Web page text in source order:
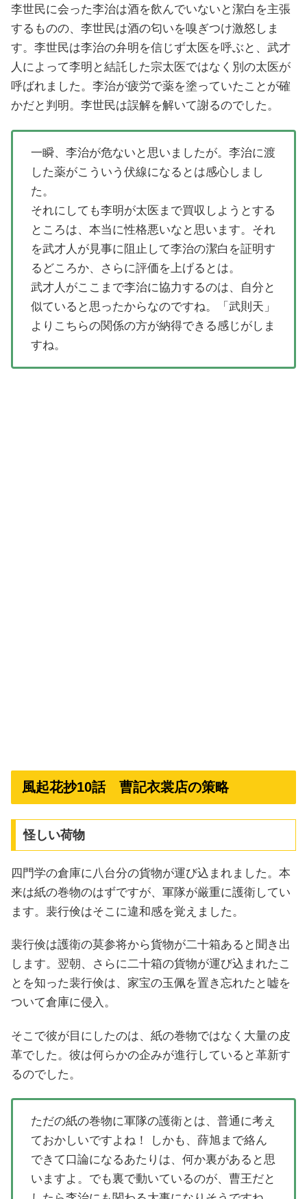
李世民に会った李治は酒を飲んでいないと潔白を主張
するものの、李世民は酒の匂いを嗅ぎつけ激怒しま
す。李世民は李治の弁明を信じず太医を呼ぶと、武才
人によって李明と結託した宗太医ではなく別の太医が
呼ばれました。李治が疲労で薬を塗っていたことが確
かだと判明。李世民は誤解を解いて謝るのでした。
一瞬、李治が危ないと思いましたが。李治に渡
した薬がこういう伏線になるとは感心しまし
た。
それにしても李明が太医まで買収しようとする
ところは、本当に性格悪いなと思います。それ
を武才人が見事に阻止して李治の潔白を証明す
るどころか、さらに評価を上げるとは。
武才人がここまで李治に協力するのは、自分と
似ていると思ったからなのですね。「武則天」
よりこちらの関係の方が納得できる感じがしま
すね。
風起花抄10話 曹記衣裳店の策略
怪しい荷物
四門学の倉庫に八台分の貨物が運び込まれました。本
来は紙の巻物のはずですが、軍隊が厳重に護衛してい
ます。裴行倹はそこに違和感を覚えました。
裴行倹は護衛の莫参将から貨物が二十箱あると聞き出
します。翌朝、さらに二十箱の貨物が運び込まれたこ
とを知った裴行倹は、家宝の玉佩を置き忘れたと嘘を
ついて倉庫に侵入。
そこで彼が目にしたのは、紙の巻物ではなく大量の皮
革でした。彼は何らかの企みが進行していると革新す
るのでした。
ただの紙の巻物に軍隊の護衛とは、普通に考え
ておかしいですよね！ しかも、薛旭まで絡ん
できて口論になるあたりは、何か裏があると思
いますよ。でも裏で動いているのが、曹王だと